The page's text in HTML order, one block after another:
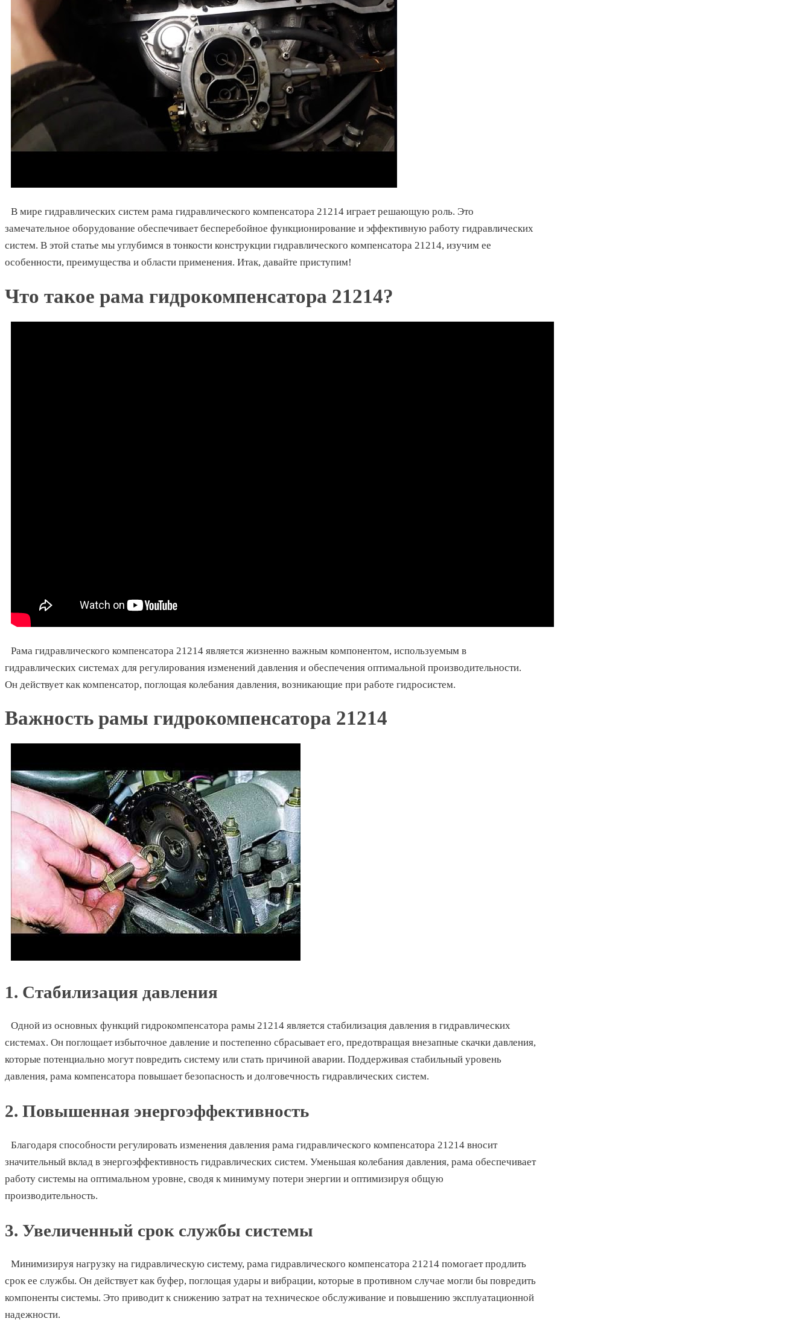
В мире гидравлических систем рама гидравлического компенсатора 21214 играет решающую роль. Это
замечательное оборудование обеспечивает бесперебойное функционирование и эффективную работу гидравлических
систем. В этой статье мы углубимся в тонкости конструкции гидравлического компенсатора 21214, изучим ее
особенности, преимущества и области применения. Итак, давайте приступим!
Что такое рама гидрокомпенсатора 21214?
Рама гидравлического компенсатора 21214 является жизненно важным компонентом, используемым в
гидравлических системах для регулирования изменений давления и обеспечения оптимальной производительности.
Он действует как компенсатор, поглощая колебания давления, возникающие при работе гидросистем.
Важность рамы гидрокомпенсатора 21214
1. Стабилизация давления
Одной из основных функций гидрокомпенсатора рамы 21214 является стабилизация давления в гидравлических
системах. Он поглощает избыточное давление и постепенно сбрасывает его, предотвращая внезапные скачки давления,
которые потенциально могут повредить систему или стать причиной аварии. Поддерживая стабильный уровень
давления, рама компенсатора повышает безопасность и долговечность гидравлических систем.
2. Повышенная энергоэффективность
Благодаря способности регулировать изменения давления рама гидравлического компенсатора 21214 вносит
значительный вклад в энергоэффективность гидравлических систем. Уменьшая колебания давления, рама обеспечивает
работу системы на оптимальном уровне, сводя к минимуму потери энергии и оптимизируя общую
производительность.
3. Увеличенный срок службы системы
Минимизируя нагрузку на гидравлическую систему, рама гидравлического компенсатора 21214 помогает продлить
срок ее службы. Он действует как буфер, поглощая удары и вибрации, которые в противном случае могли бы повредить
компоненты системы. Это приводит к снижению затрат на техническое обслуживание и повышению эксплуатационной
надежности.